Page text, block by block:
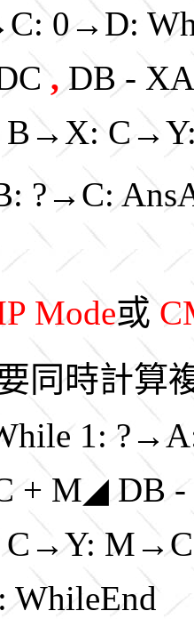
0→D:
, DB -
B→X:
?→C:
Mode或
同時計算
1:
+ M◢ DB
C→Y: